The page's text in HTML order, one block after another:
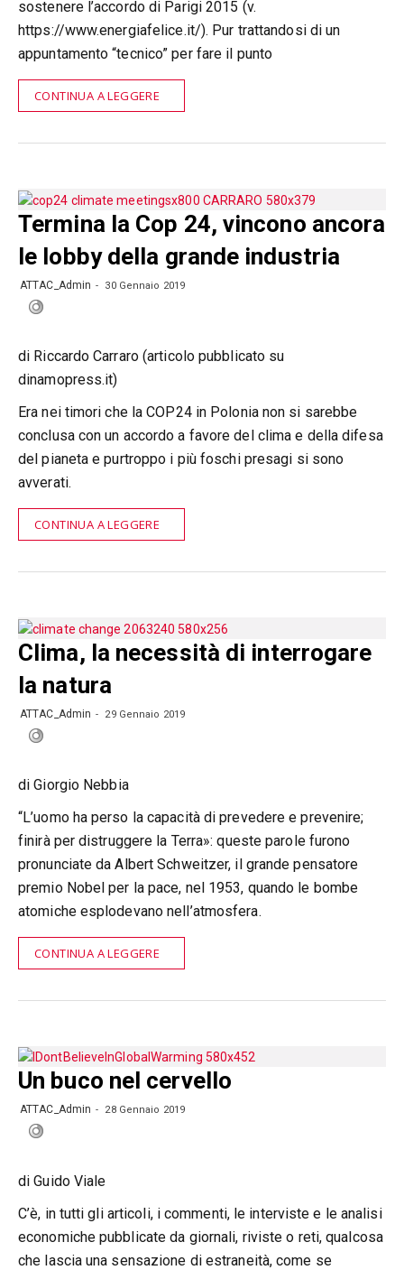
sostenere l’accordo di Parigi 2015 (v.
https://www.energiafelice.it/). Pur trattandosi di un
appuntamento “tecnico” per fare il punto
CONTINUA A LEGGERE
Termina la Cop 24, vincono ancora
le lobby della grande industria
ATTAC_Admin 30 Gennaio 2019
di Riccardo Carraro (articolo pubblicato su
dinamopress.it)
Era nei timori che la COP24 in Polonia non si sarebbe
conclusa con un accordo a favore del clima e della difesa
del pianeta e purtroppo i più foschi presagi si sono
avverati.
CONTINUA A LEGGERE
Clima, la necessità di interrogare
la natura
ATTAC_Admin 29 Gennaio 2019
di Giorgio Nebbia
“L’uomo ha perso la capacità di prevedere e prevenire;
finirà per distruggere la Terra»: queste parole furono
pronunciate da Albert Schweitzer, il grande pensatore
premio Nobel per la pace, nel 1953, quando le bombe
atomiche esplodevano nell’atmosfera.
CONTINUA A LEGGERE
Un buco nel cervello
ATTAC_Admin 28 Gennaio 2019
di Guido Viale
C’è, in tutti gli articoli, i commenti, le interviste e le analisi
economiche pubblicate da giornali, riviste o reti, qualcosa
che lascia una sensazione di estraneità, come se